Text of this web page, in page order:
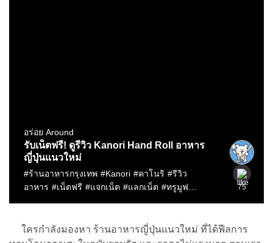
ใครกำลังมองหา ร้านอาหารญี่ปุ่นแนวใหม่ ที่ได้ฟีลการ